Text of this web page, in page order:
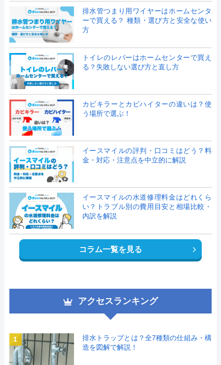
排水管つまり用ワイヤーはホームセンタ
ーで買える？ 種類・選び方と安全な使い
方
トイレのレバーはホームセンターで買え
る？失敗しない選び方と直し方
カビキラーとカビハイターの違いは？使
う場所で選ぶ！
イースマイルの評判・口コミはどう？料
金・対応・注意点を中立的に解説
イースマイルの水道修理料金はどれくら
い？トラブル別の費用目安と相場比較・
内訳を解説
コラム一覧を見る
アクセスランキング
1
排水トラップとは？全7種類の仕組み・構
造を図解で解説！